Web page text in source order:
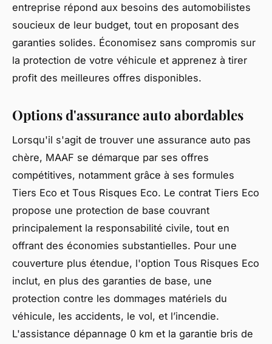
entreprise répond aux besoins des automobilistes
soucieux de leur budget, tout en proposant des
garanties solides. Économisez sans compromis sur
la protection de votre véhicule et apprenez à tirer
profit des meilleures offres disponibles.
Options d'assurance auto abordables
Lorsqu'il s'agit de trouver une assurance auto pas
chère, MAAF se démarque par ses offres
compétitives, notamment grâce à ses formules
Tiers Eco et Tous Risques Eco. Le contrat Tiers Eco
propose une protection de base couvrant
principalement la responsabilité civile, tout en
offrant des économies substantielles. Pour une
couverture plus étendue, l'option Tous Risques Eco
inclut, en plus des garanties de base, une
protection contre les dommages matériels du
véhicule, les accidents, le vol, et l’incendie.
L'assistance dépannage 0 km et la garantie bris de